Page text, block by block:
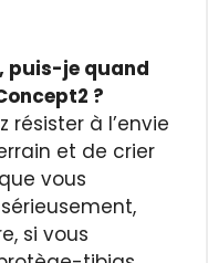
puis-je quand
?
résister à l’envie
et de crier
vous
si vous